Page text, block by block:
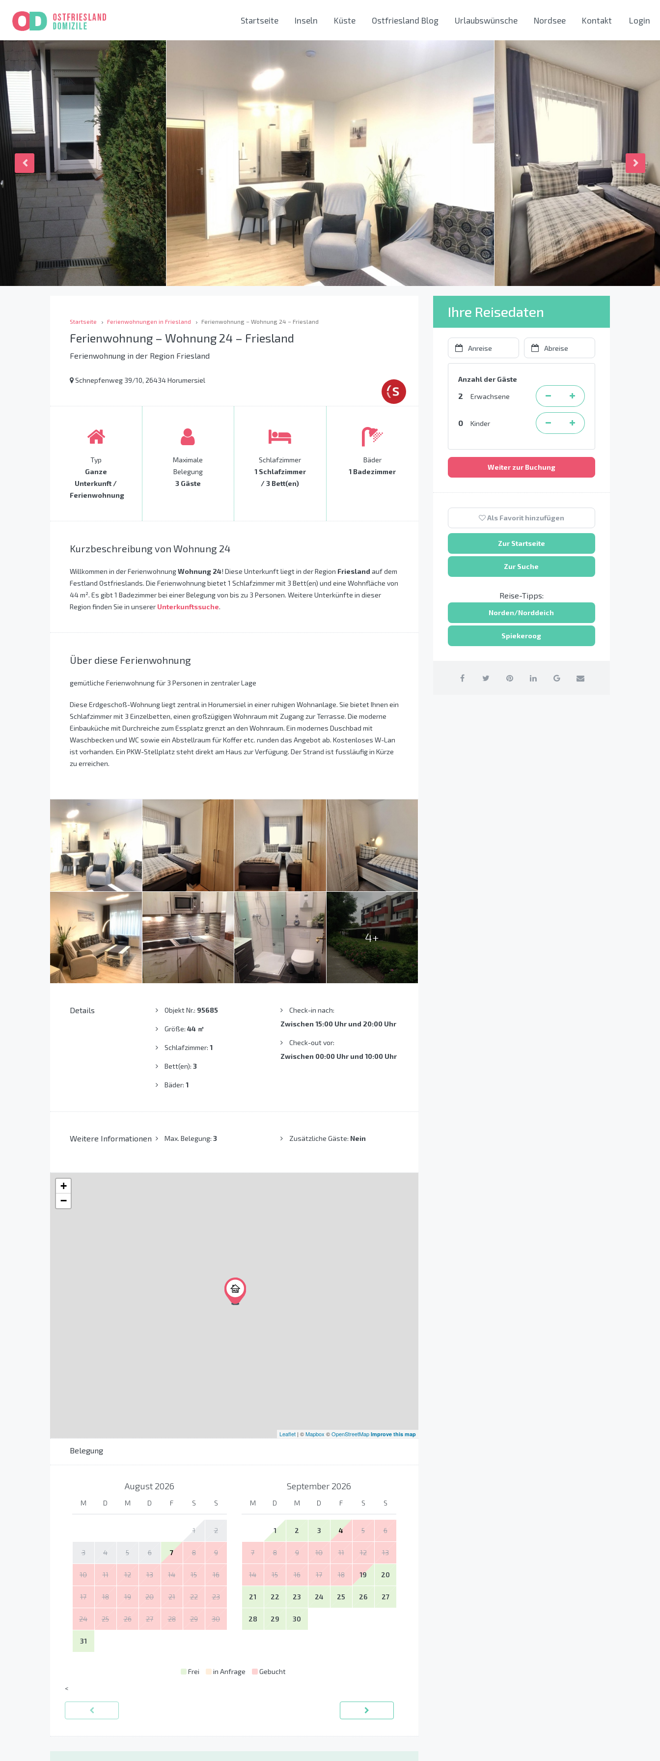
Startseite Inseln Küste Ostfriesland Blog Urlaubswünsche Nordsee Kontakt Login
Startseite Ferienwohnungen in Friesland Ferienwohnung – Wohnung 24 – Friesland
Ferienwohnung – Wohnung 24 – Friesland
Ferienwohnung in der Region Friesland
Schnepfenweg 39/10, 26434 Horumersiel
Typ
Ganze
Unterkunft /
Ferienwohnung
Maximale
Belegung
3 Gäste
Schlafzimmer
1 Schlafzimmer
/ 3 Bett(en)
Bäder
1 Badezimmer
Kurzbeschreibung von Wohnung 24
Willkommen in der FerienwohnungWohnung 24! Diese Unterkunft liegt in der Region Friesland auf dem
Festland Ostfrieslands. Die Ferienwohnung bietet 1 Schlafzimmer mit 3 Bett(en) und eine Wohnfläche von
44 m². Es gibt 1 Badezimmer bei einer Belegung von bis zu 3 Personen. Weitere Unterkünfte in dieser
Region finden Sie in unserer Unterkunftssuche.
Über diese Ferienwohnung
gemütliche Ferienwohnung für 3 Personen in zentraler Lage
Diese Erdgeschoß-Wohnung liegt zentral in Horumersiel in einer ruhigen Wohnanlage. Sie bietet Ihnen ein
Schlafzimmer mit 3 Einzelbetten, einen großzügigen Wohnraum mit Zugang zur Terrasse. Die moderne
Einbauküche mit Durchreiche zum Essplatz grenzt an den Wohnraum. Ein modernes Duschbad mit
Waschbecken und WC sowie ein Abstellraum für Koffer etc. runden das Angebot ab. Kostenloses W-Lan
ist vorhanden. Ein PKW-Stellplatz steht direkt am Haus zur Verfügung. Der Strand ist fussläufig in Kürze
zu erreichen.
4+
Details Objekt Nr.: 95685
Größe: 44 ㎡
Schlafzimmer: 1
Bett(en): 3
Bäder: 1
Check-in nach:
Zwischen 15:00 Uhr und 20:00 Uhr
Check-out vor:
Zwischen 00:00 Uhr und 10:00 Uhr
Weitere Informationen Max. Belegung: 3 Zusätzliche Gäste: Nein
+
−
Leaflet | ©Mapbox ©OpenStreetMap Improve this map
Belegung
August 2026
M D M D F S S
1 2
3 4 5 6 7 8 9
10 11 12 13 14 15 16
17 18 19 20 21 22 23
24 25 26 27 28 29 30
31
September 2026
M D M D F S S
1 2 3 4 5 6
7 8 9 10 11 12 13
14 15 16 17 18 19 20
21 22 23 24 25 26 27
28 29 30
Frei in Anfrage
Gebucht
<
Ihre Reisedaten
Anzahl der Gäste
2 Erwachsene
0 Kinder
Weiter zur Buchung
Als Favorit hinzufügen
Zur Startseite
Zur Suche
Reise-Tipps:
Norden/Norddeich
Spiekeroog